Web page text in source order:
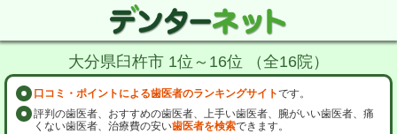
大分県臼杵市 1位～16位 （全16院）
口コミ・ポイントによる歯医者のランキングサイトです。
評判の歯医者、おすすめの歯医者、上手い歯医者、腕がいい歯医者、痛
くない歯医者、治療費の安い歯医者を検索できます。